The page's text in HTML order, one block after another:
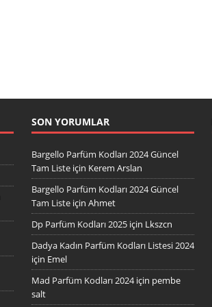
SON YORUMLAR
Bargello Parfüm Kodları 2024 Güncel
Tam Listeiçin Kerem Arslan
Bargello Parfüm Kodları 2024 Güncel
Tam Listeiçin Ahmet
Dp Parfüm Kodları 2025için Lkszcn
Dadya Kadın Parfüm Kodları Listesi 2024
için Emel
Mad Parfüm Kodları 2024için pembe
salt